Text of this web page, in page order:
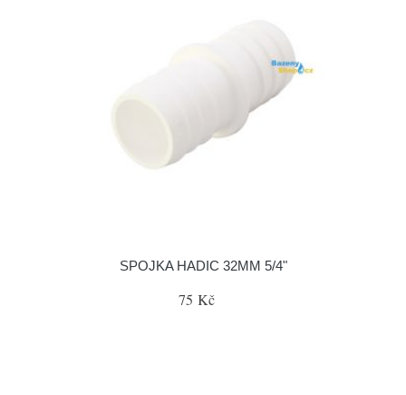
SPOJKA HADIC 32MM 5/4"
75 Kč